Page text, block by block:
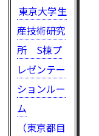
東京大学生
産技術研究
所 S棟プ
レゼンテー
ションルー
ム
（東京都目